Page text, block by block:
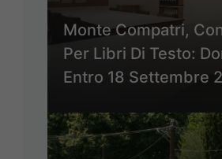
Monte Compatri,
Per Libri Di Testo:
Entro 18 Settembre